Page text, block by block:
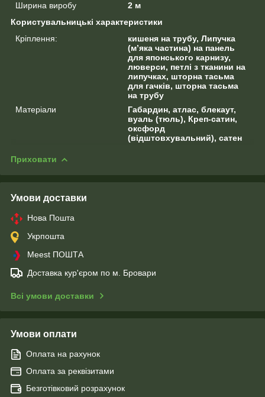
Ширина виробу
2 м
Користувальницькі характеристики
Кріплення:
кишеня на трубу, Липучка
(м’яка частина) на панель
для японського карнизу,
люверси, петлі з тканини на
липучках, шторна тасьма
для гачків, шторна тасьма
на трубу
Матеріали
Габардин, атлас, блекаут,
вуаль (тюль), Креп-сатин,
оксфорд
(відштовхувальний), сатен
Приховати
Умови доставки
Нова Пошта
Укрпошта
Meest ПОШТА
Доставка кур'єром по м. Бровари
Всі умови доставки
Умови оплати
Оплата на рахунок
Оплата за реквізитами
Безготівковий розрахунок